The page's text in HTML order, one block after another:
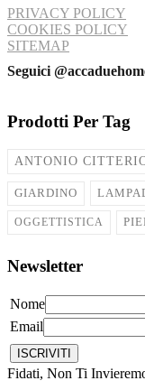
PRIVACY POLICY
COOKIES POLICY
SITEMAP
Seguici
Prodotti Per Tag
ANTONIO
GIARDINO
OGGETTISTICA
Newsletter
Nome
Email
Fidati, Non Ti